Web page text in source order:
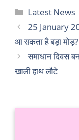
Categories
Latest News
25 January
आ सकता है बड़ा मोड़?
समाधान दिवस
खाली हाथ लौटे